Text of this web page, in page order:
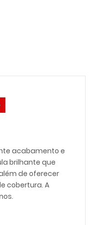
acabamento e
brilhante que
de oferecer
cobertura. A